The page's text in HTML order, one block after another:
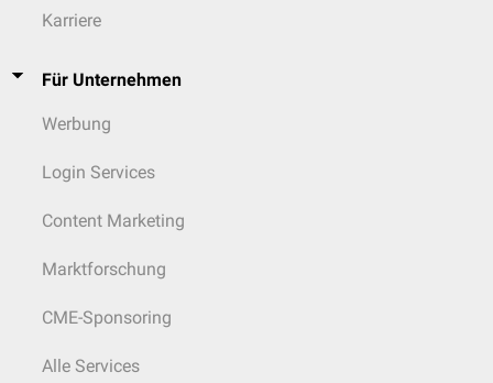
Karriere
Für Unternehmen
Werbung
Login Services
Content Marketing
Marktforschung
CME-Sponsoring
Alle Services